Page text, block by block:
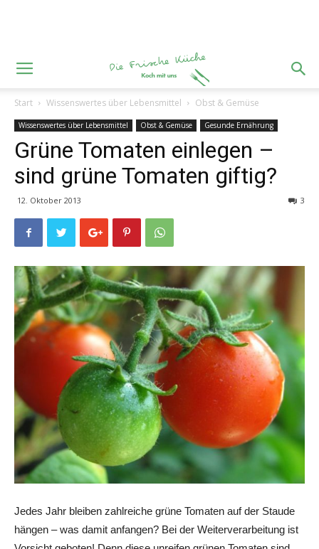
Start Wissenswertes über Lebensmittel Obst & Gemüse
Wissenswertes über Lebensmittel Obst & Gemüse Gesunde Ernährung
Grüne Tomaten einlegen –
sind grüne Tomaten giftig?
12. Oktober 2013 3
Jedes Jahr bleiben zahlreiche grüne Tomaten auf der Staude
hängen – was damit anfangen? Bei der Weiterverarbeitung ist